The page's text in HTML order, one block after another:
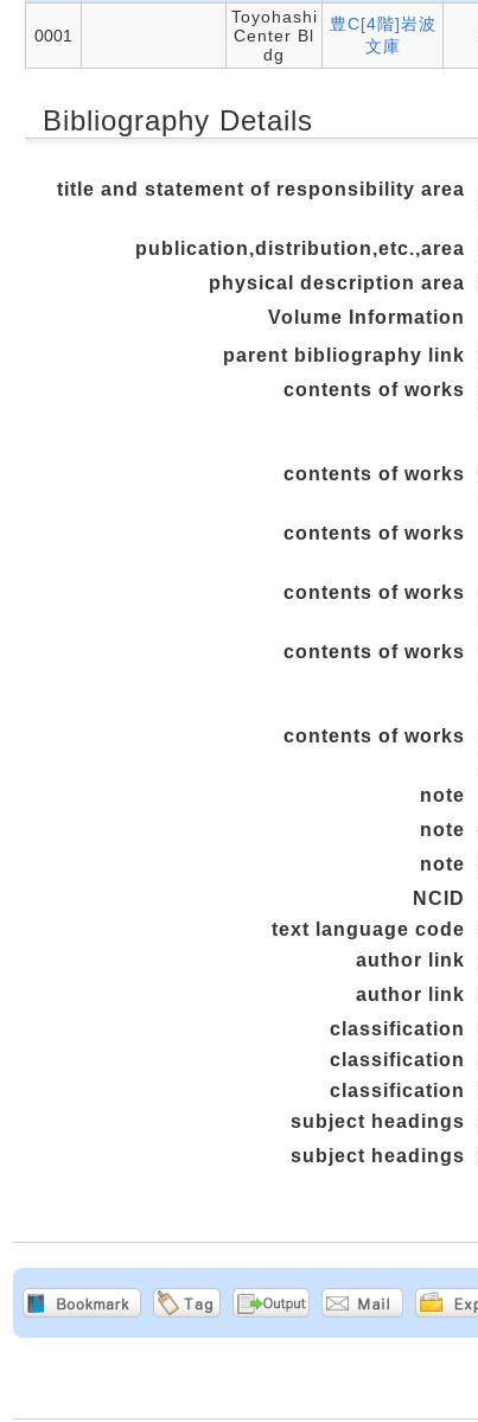
0001
Toyohashi
Center Bl
dg
豊C[4階]岩波
文庫
Bibliography Details
title and statement of responsibility area
publication,distribution,etc.,area
physical description area
Volume Information
parent bibliography link
contents of works
contents of works
contents of works
contents of works
contents of works
contents of works
note
note
note
NCID
text language code
author link
author link
classification
classification
classification
subject headings
subject headings